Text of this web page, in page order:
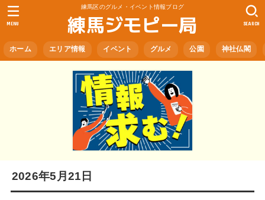
練馬区のグルメ・イベント情報ブログ
練馬ジモピー局
ホーム エリア情報 イベント グルメ 公園 神社仏閣
SEARCH
MENU
2026年5月21日